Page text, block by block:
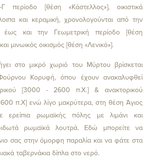
Γ περίοδο [θέση «Κάστελλος»], οικιστικά
και κεραμική, χρονολογούνται από την
έως και την Γεωμετρική περίοδο [θέση
μινωικός οικισμός [θέση «Λενικό»].
στο μικρό χωριό του Μύρτου βρίσκεται
Κορυφή, όπου έχουν ανακαλυφθεί
[3000 - 2600 π.Χ.] & ανακτορικού
π.Χ] ενώ λίγο μακρύτερα, στη θέση Άγιος
ερείπια ρωμαϊκής πόλης με λιμάνι και
ρωμαϊκά λουτρά. Εδώ μπορείτε να
σας στην όμορφη παραλία και να φάτε στα
ταβερνάκια δίπλα στο νερό.